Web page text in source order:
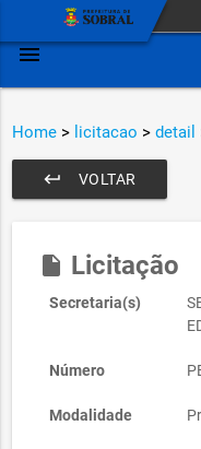
menu
Home > licitacao > detail
VOLTAR
keyboard_return
insert_drive_file Licitação
Secretaria(s)
Número
Modalidade